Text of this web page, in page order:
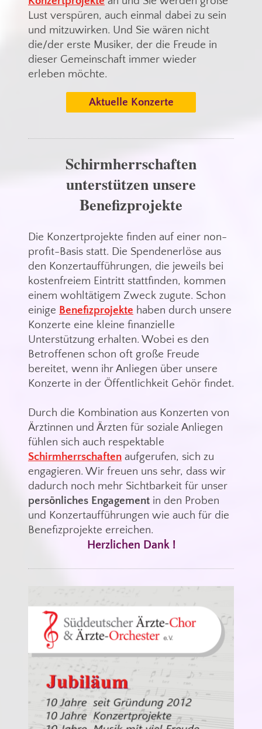
Lust verspüren, auch einmal dabei zu sein
und mitzuwirken. Und Sie wären nicht
die/der erste Musiker, der die Freude in
dieser Gemeinschaft immer wieder
erleben möchte.
Aktuelle Konzerte
Schirmherrschaften
unterstützen unsere
Benefizprojekte
Die Konzertprojekte finden auf einer non-
profit-Basis statt. Die Spendenerlöse aus
den Konzertaufführungen, die jeweils bei
kostenfreiem Eintritt stattfinden, kommen
einem wohltätigem Zweck zugute. Schon
einige Benefizprojekte haben durch unsere
Konzerte eine kleine finanzielle
Unterstützung erhalten. Wobei es den
Betroffenen schon oft große Freude
bereitet, wenn ihr Anliegen über unsere
Konzerte in der Öffentlichkeit Gehör findet.
Durch die Kombination aus Konzerten von
Ärztinnen und Ärzten für soziale Anliegen
fühlen sich auch respektable
Schirmherrschaften aufgerufen, sich zu
engagieren. Wir freuen uns sehr, dass wir
dadurch noch mehr Sichtbarkeit für unser
persönliches Engagement in den Proben
und Konzertaufführungen wie auch für die
Benefizprojekte erreichen.
Herzlichen Dank !